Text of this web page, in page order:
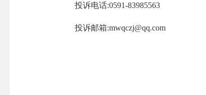
投诉电话:0591-83985563
投诉邮箱:mwqczj@qq.com